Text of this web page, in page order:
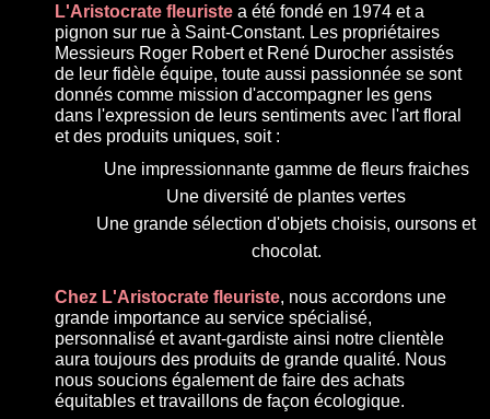
L'Aristocrate fleuriste a été fondé en 1974 et a
pignon sur rue à Saint-Constant. Les propriétaires
Messieurs Roger Robert et René Durocher assistés
de leur fidèle équipe, toute aussi passionnée se sont
donnés comme mission d'accompagner les gens
dans l'expression de leurs sentiments avec l'art floral
et des produits uniques, soit :
Une impressionnante gamme de fleurs fraiches
Une diversité de plantes vertes
Une grande sélection d'objets choisis, oursons et
chocolat.
Chez L'Aristocrate fleuriste, nous accordons une
grande importance au service spécialisé,
personnalisé et avant-gardiste ainsi notre clientèle
aura toujours des produits de grande qualité. Nous
nous soucions également de faire des achats
équitables et travaillons de façon écologique.